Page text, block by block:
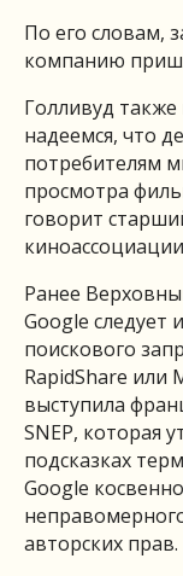
По его словам,
компанию
Голливуд
надеемся, что
потребителям
просмотра
говорит
Ранее
Google следует
поискового
RapidShare или
выступила
SNEP, которая
подсказках
Google
авторских прав.